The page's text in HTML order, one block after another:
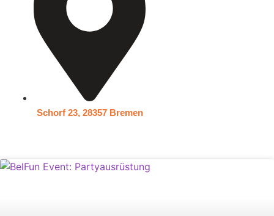
Schorf 23, 28357 Bremen